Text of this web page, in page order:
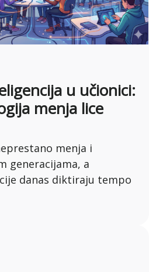
u učionici:
menja lice
menja i
generacijama, a
danas diktiraju tempo